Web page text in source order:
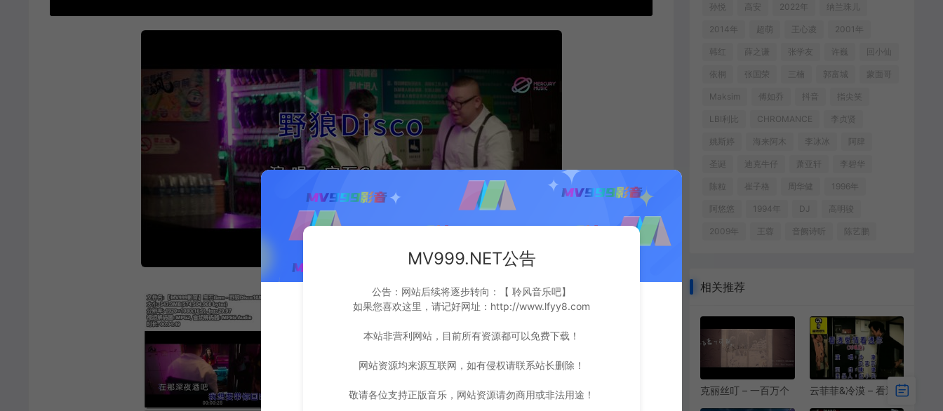
孙悦 高安 2022年 纳兰珠儿
2014年 超萌 王心凌 2001年
韩红 薛之谦 张学友 许巍 回小仙
依桐 张国荣 三楠 郭富城 蒙面哥
Maksim 傅如乔 抖音 指尖笑
LBI利比 CHROMANCE 李贞贤
姚斯婷 海来阿木 李冰冰 阿肆
圣诞 迪克牛仔 萧亚轩 李碧华
陈粒 崔子格 周华健 1996年
阿悠悠 1994年 DJ 高明骏
2009年 王蓉 音阙诗听 陈艺鹏
相关推荐
克丽丝叮 – 一百万个
云菲菲&冷漠 – 看透
MV999.NET公告
公告：网站后续将逐步转向：【 聆风音乐吧】
如果您喜欢这里，请记好网址：http://www.lfyy8.com
本站非营利网站，目前所有资源都可以免费下载！
网站资源均来源互联网，如有侵权请联系站长删除！
敬请各位支持正版音乐，网站资源请勿商用或非法用途！